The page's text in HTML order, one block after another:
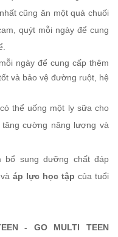
cũng ăn một quả chuối
quýt mỗi ngày để cung
ngày để cung cấp thêm
và bảo vệ đường ruột, hệ
thể uống một ly sữa cho
cường năng lượng và
bổ sung dưỡng chất đáp
và áp lực học tập của tuổi
- GO MULTI TEEN